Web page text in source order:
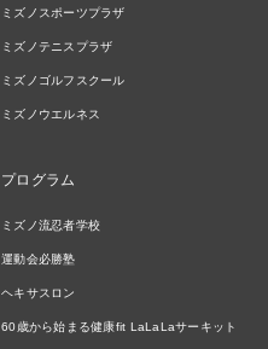
ミズノスポーツプラザ
ミズノテニスプラザ
ミズノゴルフスクール
ミズノウエルネス
プログラム
ミズノ流忍者学校
運動会必勝塾
ヘキサスロン
60歳から始まる健康fit LaLaLaサーキット